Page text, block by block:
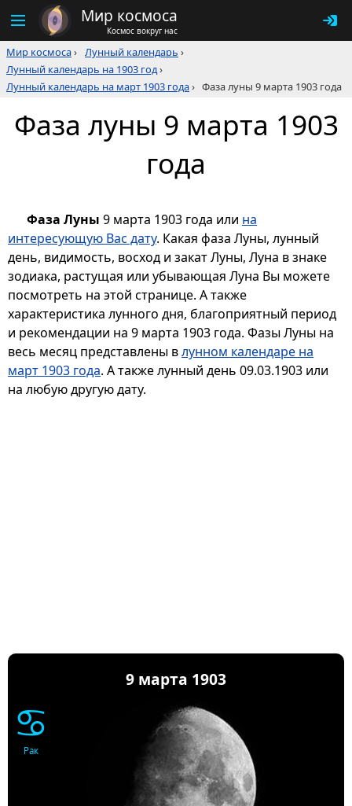
Мир космоса
Космос вокруг нас
Мир космоса› Лунный календарь ›
Лунный календарь на 1903 год›
Лунный календарь на март 1903 года› Фаза луны 9 марта 1903 года
Фаза луны 9 марта 1903
года
Фаза Луны 9 марта 1903 года или на
интересующую Вас дату. Какая фаза Луны, лунный
день, видимость, восход и закат Луны, Луна в знаке
зодиака, растущая или убывающая Луна Вы можете
посмотреть на этой странице. А также
характеристика лунного дня, благоприятный период
и рекомендации на 9 марта 1903 года. Фазы Луны на
весь месяц представлены влунном календаре на
март 1903 года. А также лунный день 09.03.1903 или
на любую другую дату.
9 марта 1903
♋
Рак